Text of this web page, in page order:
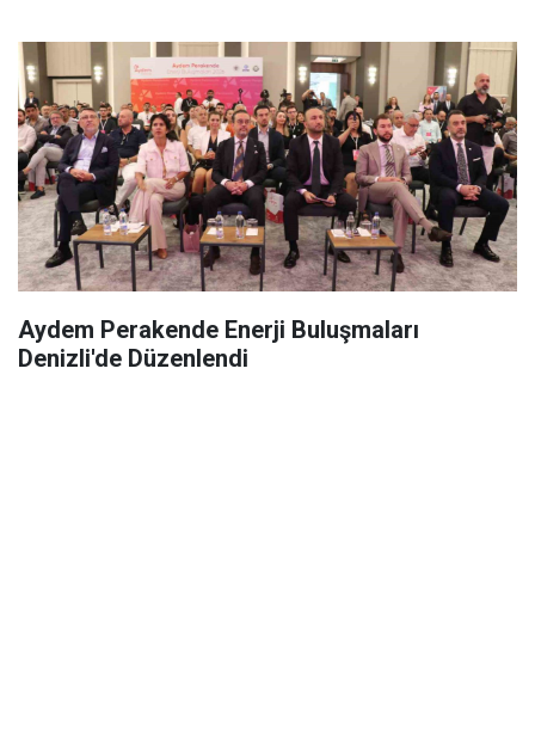
Aydem Perakende Enerji Buluşmaları
Denizli'de Düzenlendi